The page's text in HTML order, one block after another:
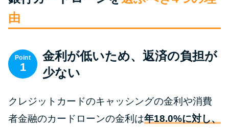
審査が不安な方向け
便利なコンテンツ
カードローンQ&A
由
Point
1
金利が低いため、返済の負担が
少ない
クレジットカードのキャッシングの金利や消費
者金融のカードローンの金利は年18.0%に対し、